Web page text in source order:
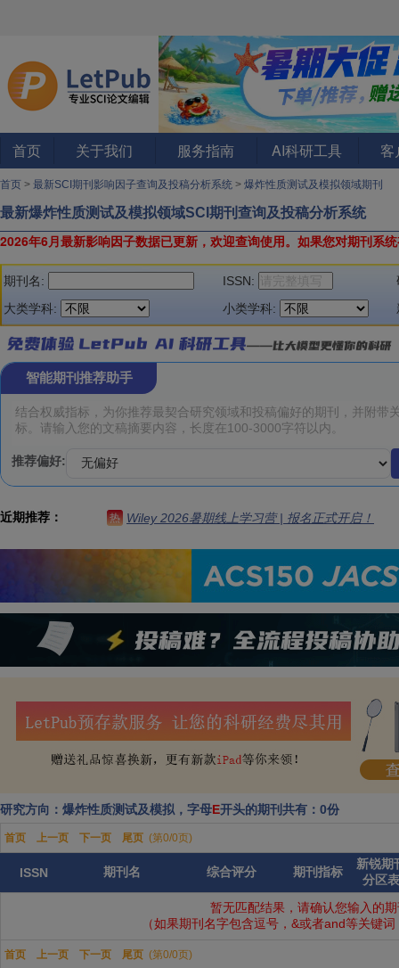
首页 关于我们 服务指南 AI科研工具 客
首页 > 最新SCI期刊影响因子查询及投稿分析系统 > 爆炸性质测试及模拟领域期刊
最新爆炸性质测试及模拟领域SCI期刊查询及投稿分析系统
2026年6月最新影响因子数据已更新，欢迎查询使用。 如果您对期刊系
期刊名: ISSN:
大类学科:
小类学科:
智能期刊推荐助手
推荐偏好:
近期推荐： 热 Wiley 2026暑期线上学习营 | 报名正式开启！
研究方向：爆炸性质测试及模拟，字母E开头的期刊共有：0份
首页 上一页 下一页 尾页 (第0/0页)
ISSN 期刊名 综合评分 期刊指标
新锐期
分区
暂无匹配结果，请确认您输入的
（如果期刊名字包含逗号，&或者and等关键
首页 上一页 下一页 尾页 (第0/0页)